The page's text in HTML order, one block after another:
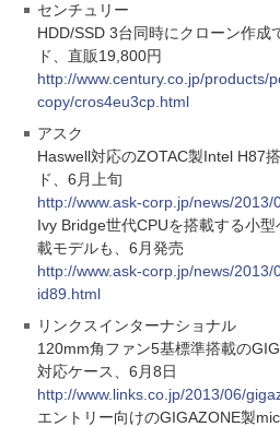
センチュリー
HDD/SSD 3台同時にクローン作成
ド、直販19,800円
http://www.century.co.jp/products/
copy/cros4eu3cp.html
アスク
Haswell対応のZOTAC製Intel H87
ド、6月上旬
http://www.ask-corp.jp/news/
Ivy Bridge世代CPUを搭載する小
載モデルも、6月発売
http://www.ask-corp.jp/news/2013/
id89.html
リンクスインターナショナル
120mm角ファン5基標準搭載の
対応ケース、6月8日
http://www.links.co.jp/2013/06/
エントリー向けのGIGAZONE製